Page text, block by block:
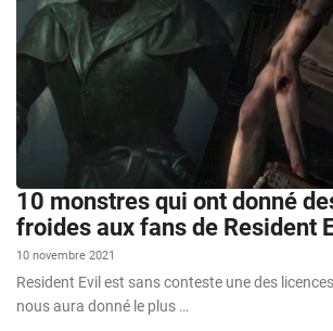
10 monstres qui ont donné
froides aux fans de Resident
10 novembre 2021
Resident Evil est sans conteste une des
nous aura donné le plus …